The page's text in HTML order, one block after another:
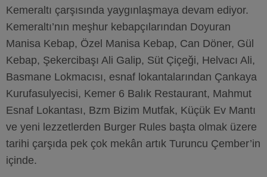
Kemeraltı çarşısında yaygınlaşmaya devam ediyor.
Kemeraltı’nın meşhur kebapçılarından Doyuran
Manisa Kebap, Özel Manisa Kebap, Can Döner, Gül
Kebap, Şekercibaşı Ali Galip, Süt Çiçeği, Helvacı Ali,
Basmane Lokmacısı, esnaf lokantalarından Çankaya
Kurufasulyecisi, Kemer 6 Balık Restaurant, Mahmut
Esnaf Lokantası, Bzm Bizim Mutfak, Küçük Ev Mantı
ve yeni lezzetlerden Burger Rules başta olmak üzere
tarihi çarşıda pek çok mekân artık Turuncu Çember’in
içinde.